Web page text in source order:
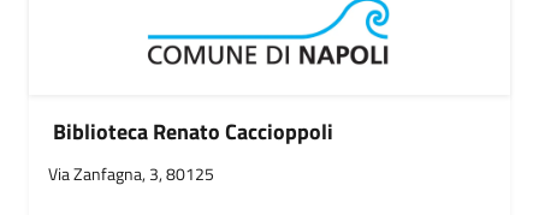
Biblioteca Renato Caccioppoli
Via Zanfagna, 3, 80125